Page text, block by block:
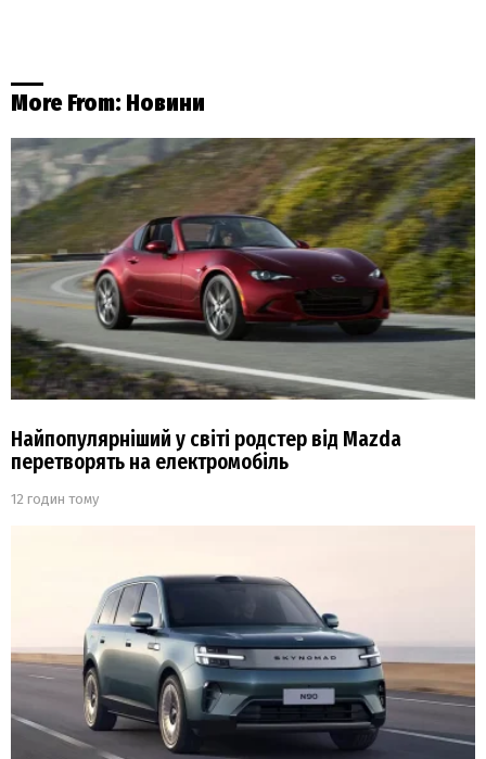
More From: Новини
Найпопулярніший у світі родстер від Mazda
перетворять на електромобіль
12 годин тому